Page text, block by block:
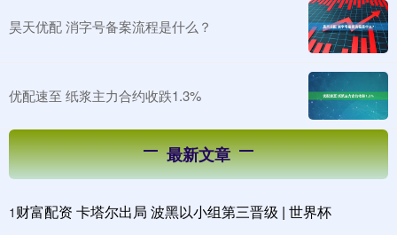
昊天优配 消字号备案流程是什么？
优配速至 纸浆主力合约收跌1.3%
最新文章
1 财富配资 卡塔尔出局 波黑以小组第三晋级 | 世界杯